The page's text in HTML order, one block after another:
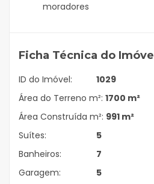
moradores
Ficha Técnica do Imóvel
ID do Imóvel:
1029
Área do Terreno m²: 1700 m²
Área Construída m²: 991 m²
Suítes:
5
Banheiros:
7
Garagem:
5